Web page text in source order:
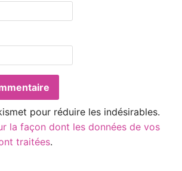
pour réduire les indésirables.
la façon dont les données de vos
traitées.